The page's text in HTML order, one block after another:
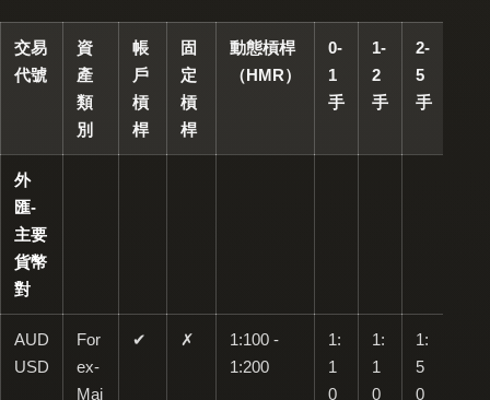
交易
代號
資
產
類
別
帳
戶
槓
桿
固
定
槓
桿
動態槓桿
（HMR）
0-
1
手
1-
2
手
2-
5
手
外
匯-
主要
貨幣
對
AUD
USD
For
ex-
Maj
✔ ✗
1:100 -
1:200
1:
1
0
1:
1
0
1:
5
0